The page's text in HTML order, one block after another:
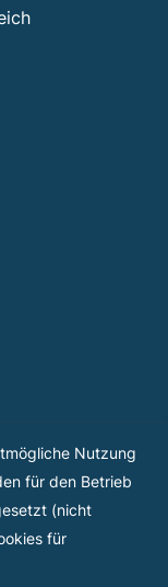
Nutzung
für den Betrieb
(nicht
für